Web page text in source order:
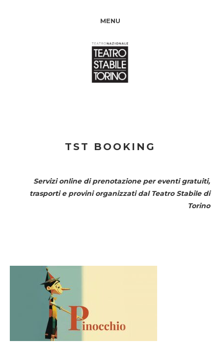
MENU
TST BOOKING
Servizi online di prenotazione per eventi gratuiti,
trasporti e provini organizzati dal Teatro Stabile di
Torino